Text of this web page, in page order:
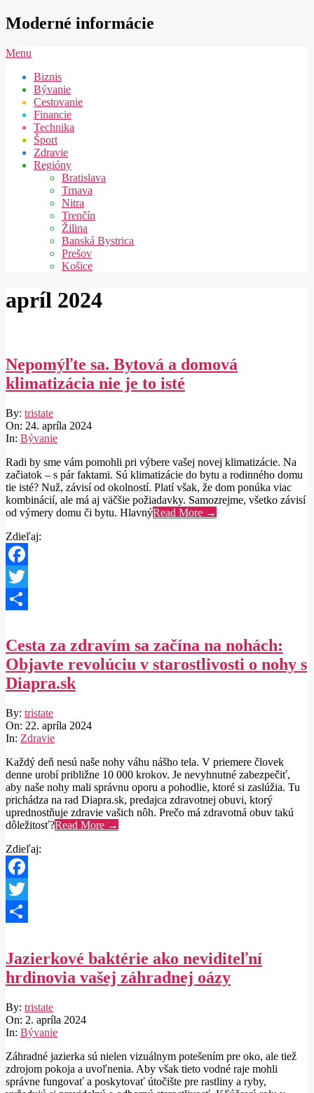
Skip
to
Moderné informácie
Secondary
Menu
Menu
Biznis
Bývanie
Cestovanie
Financie
Technika
Šport
Zdravie
Regióny
Bratislava
Trnava
Nitra
Trenčín
Žilina
Banská Bystrica
Prešov
Košice
apríl 2024
Nepomýľte sa. Bytová a domová
klimatizácia nie je to isté
2024-
04-
24
By: tristate
On: 24. apríla 2024
In: Bývanie
Radi by sme vám pomohli pri výbere vašej novej klimatizácie. Na
začiatok – s pár faktami. Sú klimatizácie do bytu a rodinného domu
tie isté? Nuž, závisí od okolností. Platí však, že dom ponúka viac
kombinácií, ale má aj väčšie požiadavky. Samozrejme, všetko závisí
od výmery domu či bytu. HlavnýRead More →
Zdieľaj:
Facebook
Twitter
Cesta za zdravím sa začína na nohách:
Objavte revolúciu v starostlivosti o nohy s
Diapra.sk
2024-
04-
22
By: tristate
On: 22. apríla 2024
In: Zdravie
Každý deň nesú naše nohy váhu nášho tela. V priemere človek
denne urobí približne 10 000 krokov. Je nevyhnutné zabezpečiť,
aby naše nohy mali správnu oporu a pohodlie, ktoré si zaslúžia. Tu
prichádza na rad Diapra.sk, predajca zdravotnej obuvi, ktorý
uprednostňuje zdravie vašich nôh. Prečo má zdravotná obuv takú
dôležitosť?Read More →
Zdieľaj:
Facebook
Twitter
Jazierkové baktérie ako neviditeľní
hrdinovia vašej záhradnej oázy
2024-
04-
02
By: tristate
On: 2. apríla 2024
In: Bývanie
Záhradné jazierka sú nielen vizuálnym potešením pre oko, ale tiež
zdrojom pokoja a uvoľnenia. Aby však tieto vodné raje mohli
správne fungovať a poskytovať útočište pre rastliny a ryby,